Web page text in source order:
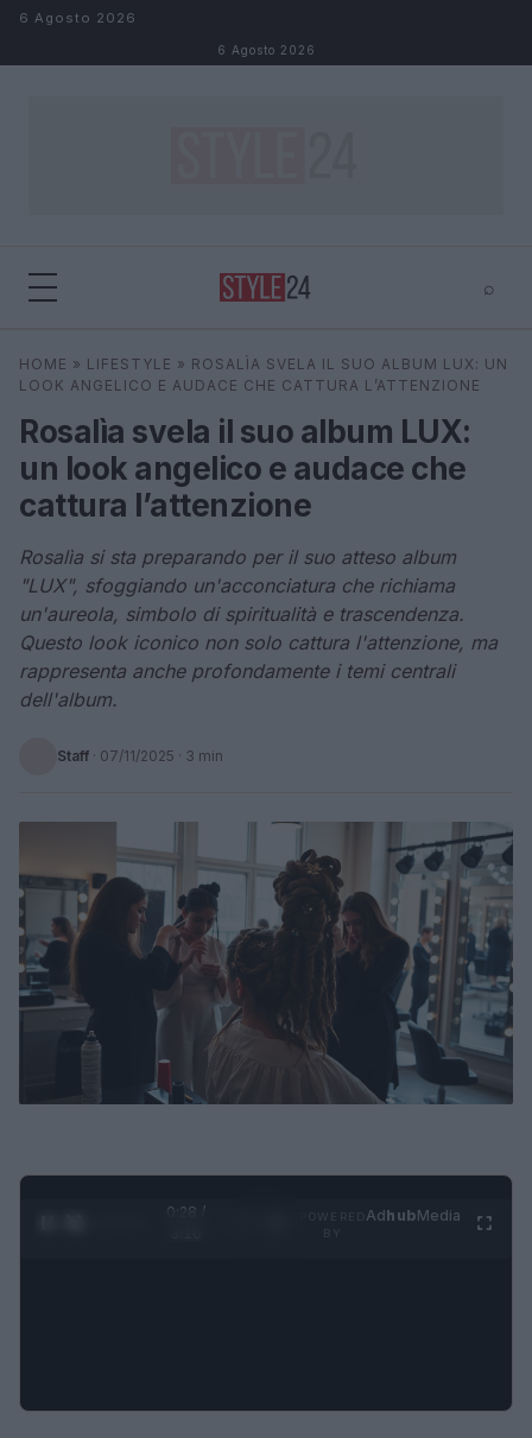
Salta al contenuto
6 Agosto 2026
6 Agosto 2026
⌕
Cerca ⌕ ×
HOME » LIFESTYLE » ROSALÌA SVELA IL SUO ALBUM LUX: UN
LOOK ANGELICO E AUDACE CHE CATTURA L’ATTENZIONE
Rosalìa svela il suo album LUX:
un look angelico e audace che
cattura l’attenzione
Rosalìa si sta preparando per il suo atteso album
"LUX", sfoggiando un'acconciatura che richiama
un'aureola, simbolo di spiritualità e trascendenza.
Questo look iconico non solo cattura l'attenzione, ma
rappresenta anche profondamente i temi centrali
dell'album.
Staff · 07/11/2025 · 3 min
0:29 /
AdhubMedia